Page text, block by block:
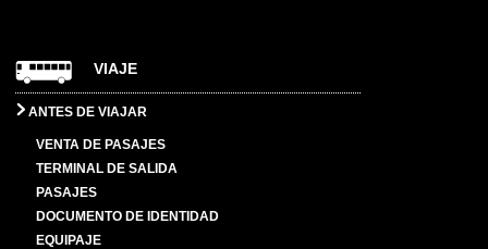
VIAJE
ANTES DE VIAJAR
VENTA DE PASAJES
TERMINAL DE SALIDA
PASAJES
DOCUMENTO DE IDENTIDAD
EQUIPAJE